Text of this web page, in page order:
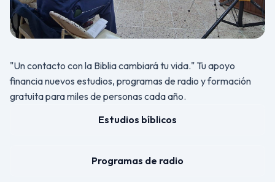
"Un contacto con la Biblia cambiará tu vida." Tu apoyo
financia nuevos estudios, programas de radio y formación
gratuita para miles de personas cada año.
Estudios bíblicos
Programas de radio